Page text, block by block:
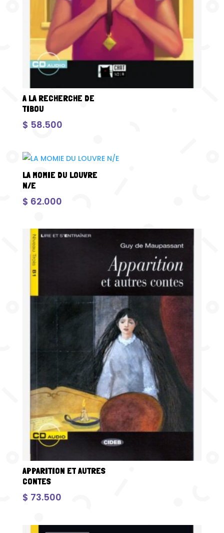
A LA RECHERCHE DE
TIBOU
$ 58.500
LA MOMIE DU LOUVRE
N/E
$ 62.000
APPARITION ET AUTRES
CONTES
$ 73.500